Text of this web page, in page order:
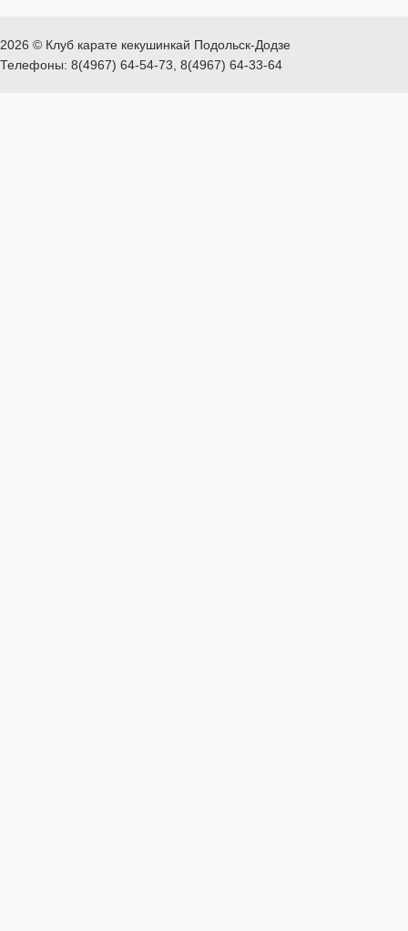
2026 © Клуб карате кекушинкай Подольск-Додзе
Телефоны: 8(4967) 64-54-73, 8(4967) 64-33-64